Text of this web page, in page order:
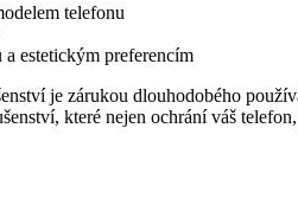
telefonu
estetickým preferencím
je zárukou dlouhodobého
které nejen ochrání váš